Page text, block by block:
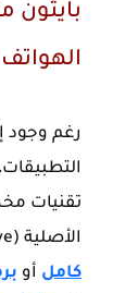
بايثون
تقنيات
الأصلية (Native)، فالحل هو دراسة
كامل أو